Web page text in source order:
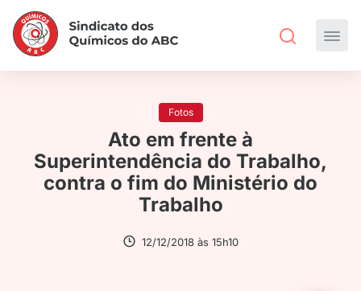
Fotos
Ato em frente à
Superintendência do Trabalho,
contra o fim do Ministério do
Trabalho
12/12/2018 às 15h10